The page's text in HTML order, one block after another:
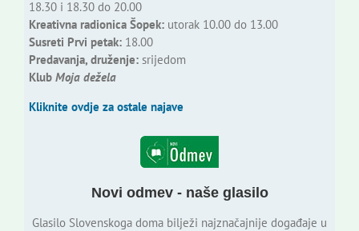
18.30 i 18.30 do 20.00
Kreativna radionica Šopek:utorak 10.00 do 13.00
Susreti Prvi petak:18.00
Predavanja, druženje:srijedom
Klub Moja dežela
Kliknite ovdje za ostale najave
Novi odmev - naše glasilo
Glasilo Slovenskoga doma bilježi najznačajnije događaje u